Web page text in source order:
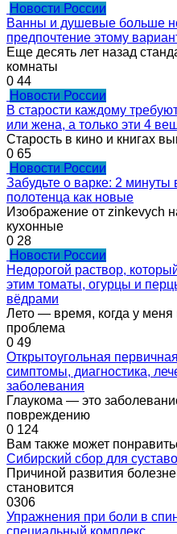
Новости России
Ванны и душевые больше
предпочтение этому
Еще десять лет назад
комнаты
0 44
Новости России
В старости каждому
или жена, а только эти 4
Старость в кино и книгах
0 65
Новости России
Забудьте о варке: 2
полотенца как новые
Изображение от zinkevych
кухонные
0 28
Новости России
Недорогой раствор,
этим томаты, огурцы и
вёдрами
Лето — время, когда у меня
проблема
0 49
Открытоугольная
симптомы, диагностика,
заболевания
Глаукома — это
повреждению
0 124
Вам также может
Сибирский сбор для
Причиной развития
становится
0306
Упражнения при боли в
специальный комплекс